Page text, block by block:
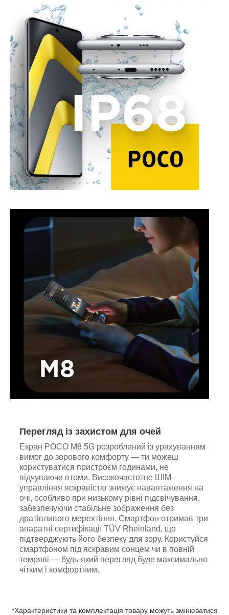
Перегляд із захистом для очей
Екран POCO M8 5G розроблений із урахуванням
вимог до зорового комфорту — ти можеш
користуватися пристроєм годинами, не
відчуваючи втоми. Високочастотне ШІМ-
управління яскравістю знижує навантаження на
очі, особливо при низькому рівні підсвічування,
забезпечуючи стабільне зображення без
дратівливого мерехтіння. Смартфон отримав три
апаратні сертифікації TÜV Rheinland, що
підтверджують його безпеку для зору. Користуйся
смартфоном під яскравим сонцем чи в повній
темряві — будь-який перегляд буде максимально
чітким і комфортним.
*Характеристики та комплектація товару можуть змінюватися